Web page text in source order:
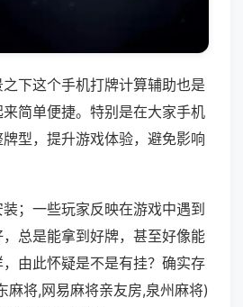
下这个手机打牌计算辅助也是
简单便捷。特别是在大家手机
型，提升游戏体验，避免影响
；一些玩家反映在游戏中遇到
总是能拿到好牌，甚至好像能
由此怀疑是不是有挂？确实存
麻将,网易麻将亲友房,泉州麻将)